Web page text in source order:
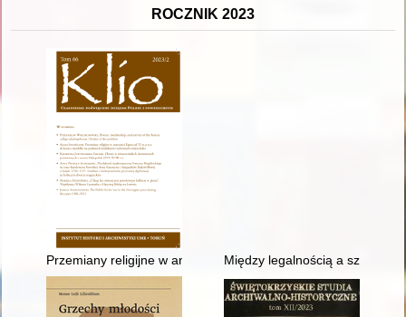
ROCZNIK 2023
Przemiany religijne w antycznej Kapui od VI w. p.n.e. do
Między legalnością a szarą